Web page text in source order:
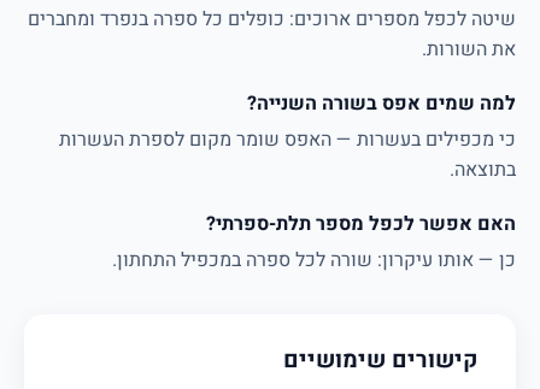
שיטה לכפל מספרים ארוכים: כופלים כל ספרה בנפרד ומחברים
את השורות.
למה שמים אפס בשורה השנייה?
כי מכפילים בעשרות — האפס שומר מקום לספרת העשרות
בתוצאה.
האם אפשר לכפל מספר תלת-ספרתי?
כן — אותו עיקרון: שורה לכל ספרה במכפיל התחתון.
קישורים שימושיים